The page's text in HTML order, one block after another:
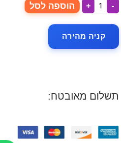
-
+ הוספה לסל
קניה מהירה
תשלום מאובטח: